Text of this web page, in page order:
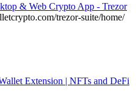
& Web Crypto App - Trezor
trezor-suite/home/
Extension | NFTs and DeFi